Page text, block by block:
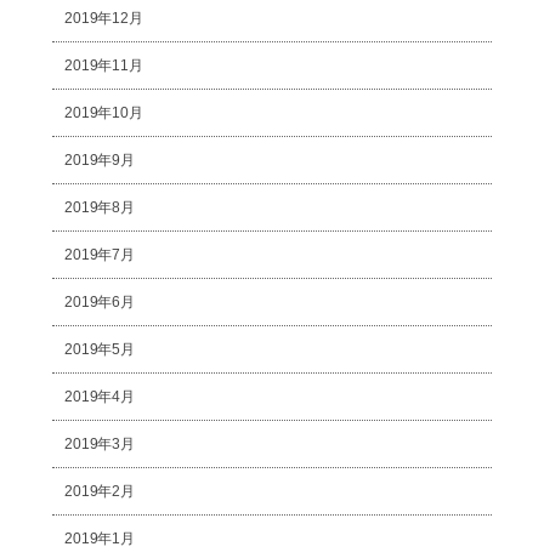
2019年12月
2019年11月
2019年10月
2019年9月
2019年8月
2019年7月
2019年6月
2019年5月
2019年4月
2019年3月
2019年2月
2019年1月